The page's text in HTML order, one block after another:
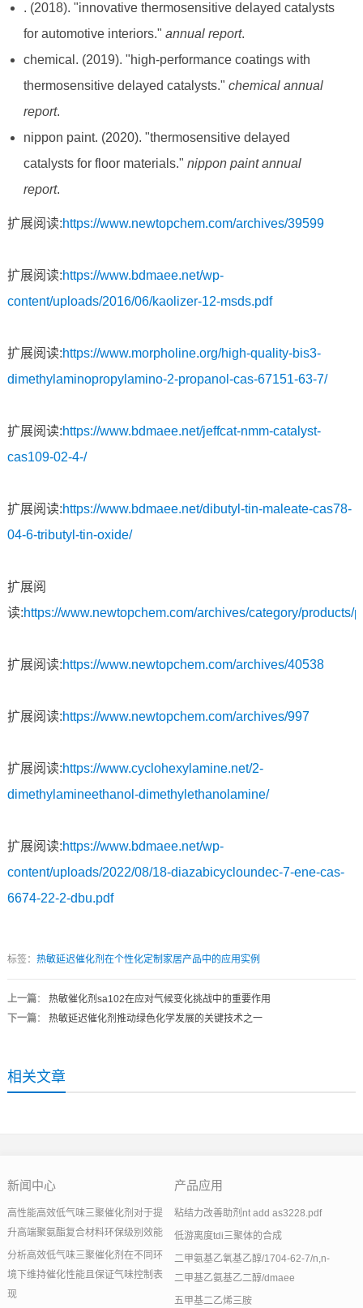
. (2018). "innovative thermosensitive delayed catalysts
for automotive interiors." annual report.
chemical. (2019). "high-performance coatings with
thermosensitive delayed catalysts." chemical annual
report.
nippon paint. (2020). "thermosensitive delayed
catalysts for floor materials." nippon paint annual
report.
扩展阅读:https://www.newtopchem.com/archives/39599
扩展阅读:https://www.bdmaee.net/wp-
content/uploads/2016/06/kaolizer-12-msds.pdf
扩展阅读:https://www.morpholine.org/high-quality-bis3-
dimethylaminopropylamino-2-propanol-cas-67151-63-7/
扩展阅读:https://www.bdmaee.net/jeffcat-nmm-catalyst-
cas109-02-4-/
扩展阅读:https://www.bdmaee.net/dibutyl-tin-maleate-cas78-
04-6-tributyl-tin-oxide/
扩展阅
读:https://www.newtopchem.com/archives/category/products/
扩展阅读:https://www.newtopchem.com/archives/40538
扩展阅读:https://www.newtopchem.com/archives/997
扩展阅读:https://www.cyclohexylamine.net/2-
dimethylamineethanol-dimethylethanolamine/
扩展阅读:https://www.bdmaee.net/wp-
content/uploads/2022/08/18-diazabicycloundec-7-ene-cas-
6674-22-2-dbu.pdf
标签： 热敏延迟催化剂在个性化定制家居产品中的应用实例
上一篇： 热敏催化剂sa102在应对气候变化挑战中的重要作用
下一篇： 热敏延迟催化剂推动绿色化学发展的关键技术之一
相关文章
新闻中心
高性能高效低气味三聚催化剂对于提
升高端聚氨酯复合材料环保级别效能
分析高效低气味三聚催化剂在不同环
境下维持催化性能且保证气味控制表
现
产品应用
粘结力改善助剂nt add as3228.pdf
低游离度tdi三聚体的合成
二甲氨基乙氧基乙醇/1704-62-7/n,n-
二甲基乙氨基乙二醇/dmaee
五甲基二乙烯三胺